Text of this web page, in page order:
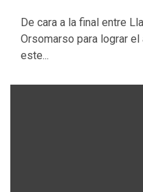
De cara a la final entre
Orsomarso para lograr
este...